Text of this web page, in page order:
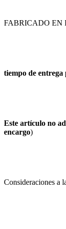
FABRICADO EN
tiempo de
Este artículo no
encargo)
Consideraciones a